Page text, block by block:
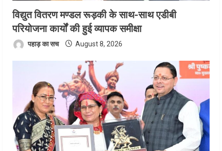
विद्युत वितरण मण्डल रूड़की के साथ-साथ एडीबी
परियोजना कार्यों की हुई व्यापक समीक्षा
पहाड़ का सच August 8, 2026